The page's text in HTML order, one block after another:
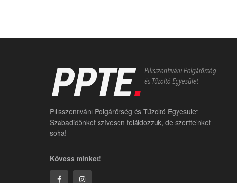
Pilisszentiváni Polgárőrség és Tűzoltó Egyesület
Szabadidőnket szívesen feláldozzuk, de szertteinket
soha!
Kövess minket!